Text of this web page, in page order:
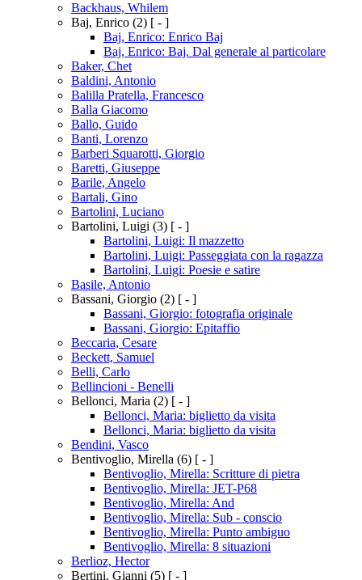
Backhaus, Whilem
Baj, Enrico (2) [ - ]
Baj, Enrico: Enrico Baj
Baj, Enrico: Baj. Dal generale al particolare
Baker, Chet
Baldini, Antonio
Balilla Pratella, Francesco
Balla Giacomo
Ballo, Guido
Banti, Lorenzo
Barberi Squarotti, Giorgio
Baretti, Giuseppe
Barile, Angelo
Bartali, Gino
Bartolini, Luciano
Bartolini, Luigi (3) [ - ]
Bartolini, Luigi: Il mazzetto
Bartolini, Luigi: Passeggiata con la ragazza
Bartolini, Luigi: Poesie e satire
Basile, Antonio
Bassani, Giorgio (2) [ - ]
Bassani, Giorgio: fotografia originale
Bassani, Giorgio: Epitaffio
Beccaria, Cesare
Beckett, Samuel
Belli, Carlo
Bellincioni - Benelli
Bellonci, Maria (2) [ - ]
Bellonci, Maria: biglietto da visita
Bellonci, Maria: biglietto da visita
Bendini, Vasco
Bentivoglio, Mirella (6) [ - ]
Bentivoglio, Mirella: Scritture di pietra
Bentivoglio, Mirella: JET-P68
Bentivoglio, Mirella: And
Bentivoglio, Mirella: Sub - conscio
Bentivoglio, Mirella: Punto ambiguo
Bentivoglio, Mirella: 8 situazioni
Berlioz, Hector
Bertini, Gianni (5) [ - ]